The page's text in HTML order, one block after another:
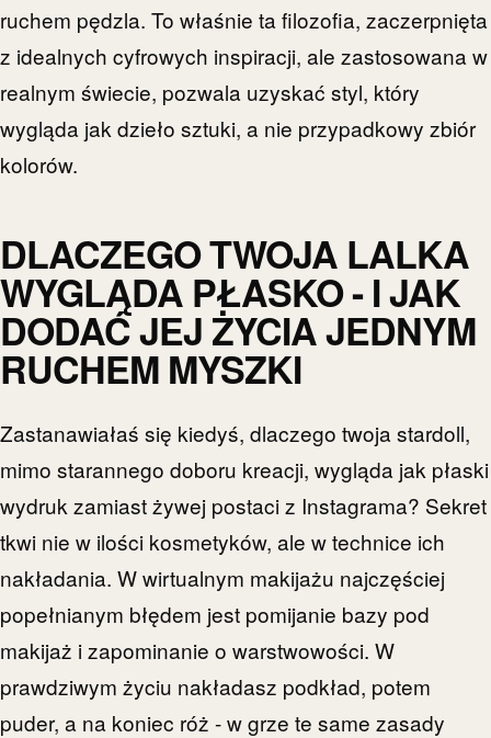
ruchem pędzla. To właśnie ta filozofia, zaczerpnięta
z idealnych cyfrowych inspiracji, ale zastosowana w
realnym świecie, pozwala uzyskać styl, który
wygląda jak dzieło sztuki, a nie przypadkowy zbiór
kolorów.
DLACZEGO TWOJA LALKA
WYGLĄDA PŁASKO - I JAK
DODAĆ JEJ ŻYCIA JEDNYM
RUCHEM MYSZKI
Zastanawiałaś się kiedyś, dlaczego twoja stardoll,
mimo starannego doboru kreacji, wygląda jak płaski
wydruk zamiast żywej postaci z Instagrama? Sekret
tkwi nie w ilości kosmetyków, ale w technice ich
nakładania. W wirtualnym makijażu najczęściej
popełnianym błędem jest pomijanie bazy pod
makijaż i zapominanie o warstwowości. W
prawdziwym życiu nakładasz podkład, potem
puder, a na koniec róż - w grze te same zasady